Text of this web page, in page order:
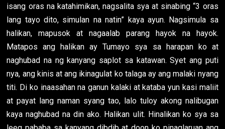
isang oras na katahimikan, nagsalita sya at sinabing “3 oras
lang tayo dito, simulan na natin” kaya ayun. Nagsimula sa
halikan, mapusok at nagaalab parang hayok na hayok.
Matapos ang halikan ay Tumayo sya sa harapan ko at
naghubad na ng kanyang saplot sa katawan. Syet ang puti
nya, ang kinis at ang ikinagulat ko talaga ay ang malaki nyang
titi. Di ko inaasahan na ganun kalaki at kataba yun kasi maliit
at payat lang naman syang tao, lalo tuloy akong nalibugan
kaya naghubad na din ako. Halikan ulit. Hinalikan ko sya sa